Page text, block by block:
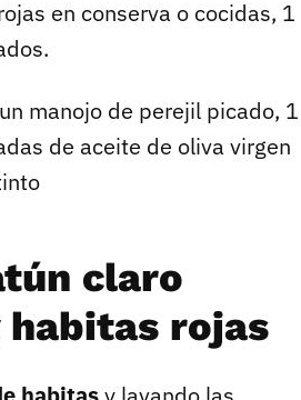
en conserva o cocidas, 1
manojo de perejil picado, 1
de aceite de oliva virgen
claro
habitas rojas